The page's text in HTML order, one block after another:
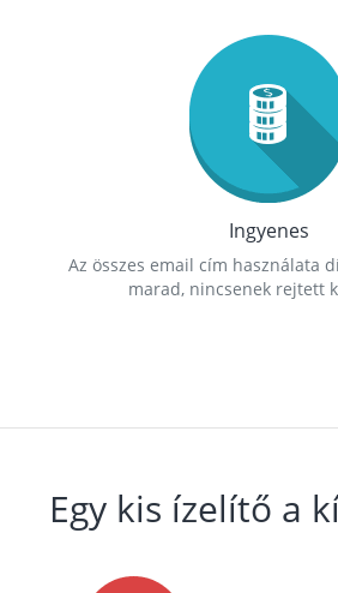
Ingyenes
Az összes email cím használata
marad, nincsenek rejtett
Egy kis ízelítő a